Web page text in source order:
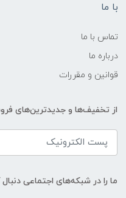
با ما
تماس با ما
درباره ما
قوانین و مقررات
از تخفیف‌ها و جدیدترین‌های
ما را در شبکه‌های اجتماعی دنبال